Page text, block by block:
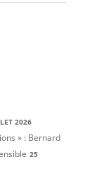
2026
» : Bernard
25